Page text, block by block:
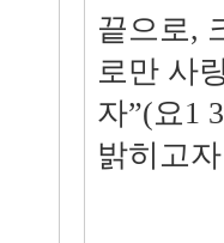
끝으로,
로만 사
자”(요1
밝히고